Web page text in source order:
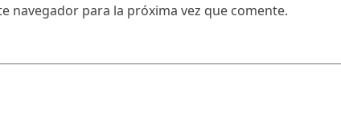
navegador para la próxima vez que comente.